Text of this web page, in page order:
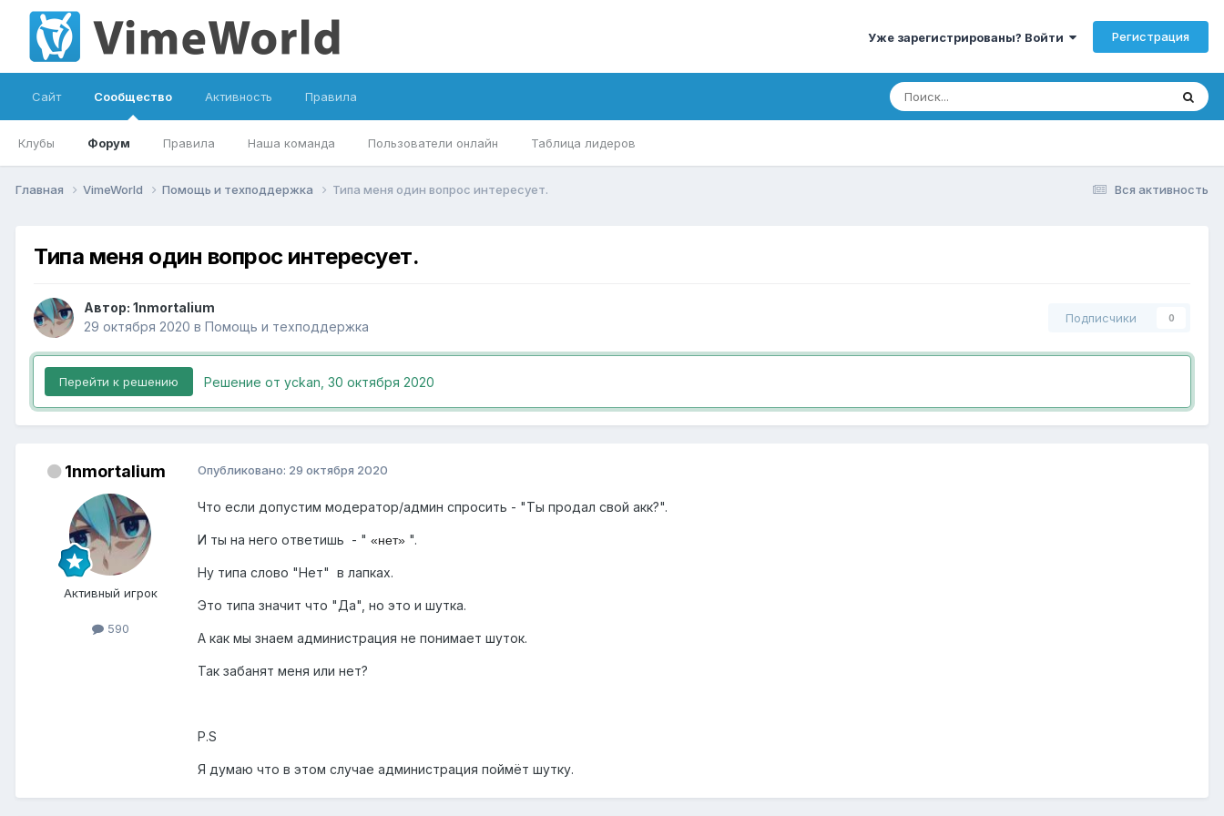
Уже зарегистрированы? Войти Регистрация
Сайт Сообщество
Клубы Форум Правила Наша команда Пользователи онлайн Таблица лидеров
Активность Правила
Вся активность
Главная VimeWorld Помощь и техподдержка Типа меня один вопрос интересует.
Типа меня один вопрос интересует.
Автор: 1nmortalium
29 октября 2020 в Помощь и техподдержка
Подписчики 0
Перейти к решению Решение от yckan, 30 октября 2020
1nmortalium
Активный игрок
590
Опубликовано: 29 октября 2020
Что если допустим модератор/админ спросить - "Ты продал свой акк?".
И ты на него ответишь - " «нет» ".
Ну типа слово "Нет" в лапках.
Это типа значит что "Да", но это и шутка.
А как мы знаем администрация не понимает шуток.
Так забанят меня или нет?
P.S
Я думаю что в этом случае администрация поймёт шутку.